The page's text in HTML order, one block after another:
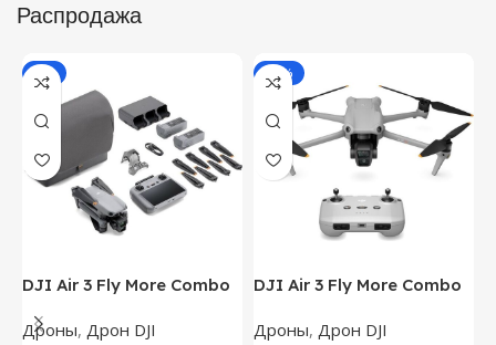
Распродажа
-7%
DJI Air 3 Fly More Combo
Дроны, Дрон DJI
-12%
DJI Air 3 Fly More Combo
Дроны, Дрон DJI